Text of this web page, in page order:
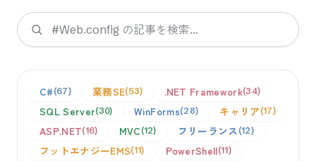
検索
C# 67 業務SE 53 .NET Framework 34
SQL Server 30 WinForms 28 キャリア 17
ASP.NET 16 MVC 12 フリーランス 12
フットエナジーEMS 11 PowerShell 11